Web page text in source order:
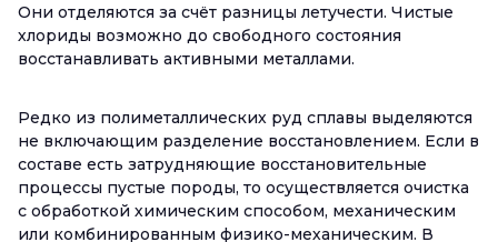
Они отделяются за счёт разницы летучести. Чистые
хлориды возможно до свободного состояния
восстанавливать активными металлами.
Редко из полиметаллических руд сплавы выделяются
не включающим разделение восстановлением. Если в
составе есть затрудняющие восстановительные
процессы пустые породы, то осуществляется очистка
с обработкой химическим способом, механическим
или комбинированным физико-механическим. В